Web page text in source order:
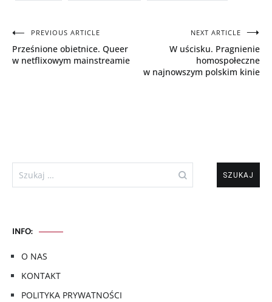
Nawigacja
wpisu
PREVIOUS ARTICLE
Prześnione obietnice. Queer
w netflixowym mainstreamie
NEXT ARTICLE
W uścisku. Pragnienie
homospołeczne
w najnowszym polskim kinie
Szukaj:
INFO:
O NAS
KONTAKT
POLITYKA PRYWATNOŚCI